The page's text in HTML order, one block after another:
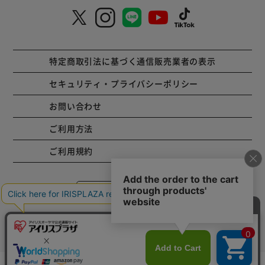
特定商取引法に基づく通信販売業者の表示
セキュリティ・プライバシーポリシー
お問い合わせ
ご利用方法
ご利用規約
コーポレートサイト
Copyright © 2001 IRISPLAZA. ALL Rights Reserved.